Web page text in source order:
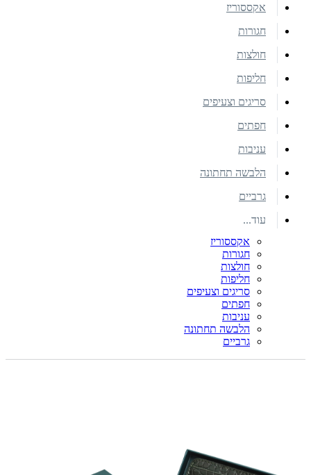
אקססוריז
חגורות
חולצות
חליפות
סריגים וצעיפים
חפתים
עניבות
הלבשה תחתונה
גרביים
עוד...
אקססוריז
חגורות
חולצות
חליפות
סריגים וצעיפים
חפתים
עניבות
הלבשה תחתונה
גרביים